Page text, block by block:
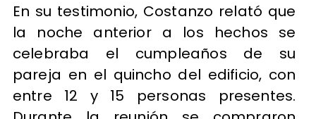
En su testimonio, Costanzo relató que
la noche anterior a los hechos se
celebraba el cumpleaños de su
pareja en el quincho del edificio, con
entre 12 y 15 personas presentes.